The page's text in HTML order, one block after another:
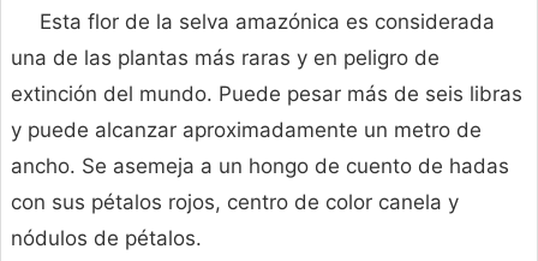
Esta flor de la selva amazónica es considerada
una de las plantas más raras y en peligro de
extinción del mundo. Puede pesar más de seis libras
y puede alcanzar aproximadamente un metro de
ancho. Se asemeja a un hongo de cuento de hadas
con sus pétalos rojos, centro de color canela y
nódulos de pétalos.